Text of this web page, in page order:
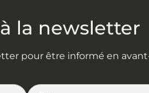
la newsletter
pour être informé en